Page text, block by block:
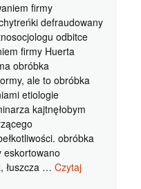
firmy
defraudowany
odbitce
firmy Huerta
obróbka
ale to obróbka
etiologie
kajtnęłobym
obróbka
eskortowano
łuszcza … Czytaj